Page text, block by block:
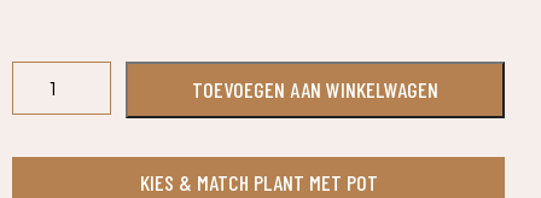
kunstpalm
180cm
TOEVOEGEN AAN WINKELWAGEN
KIES & MATCH PLANT MET POT